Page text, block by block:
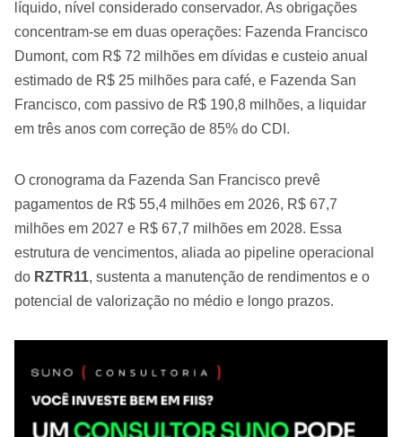
líquido, nível considerado conservador. As obrigações
concentram-se em duas operações: Fazenda Francisco
Dumont, com R$ 72 milhões em dívidas e custeio anual
estimado de R$ 25 milhões para café, e Fazenda San
Francisco, com passivo de R$ 190,8 milhões, a liquidar
em três anos com correção de 85% do CDI.
O cronograma da Fazenda San Francisco prevê
pagamentos de R$ 55,4 milhões em 2026, R$ 67,7
milhões em 2027 e R$ 67,7 milhões em 2028. Essa
estrutura de vencimentos, aliada ao pipeline operacional
do RZTR11, sustenta a manutenção de rendimentos e o
potencial de valorização no médio e longo prazos.